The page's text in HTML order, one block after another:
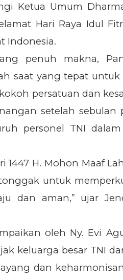
Ketua Umum
Hari Raya Idul
Indonesia.
penuh makna,
saat yang tepat
persatuan dan
setelah sebulan
personel TNI
1447 H. Mohon Maaf
untuk
dan aman,” ujar
oleh Ny. Evi
keluarga besar TNI
dan